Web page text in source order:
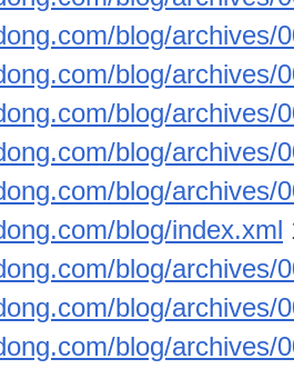
blog/archives/
blog/archives/
blog/archives/
blog/archives/
blog/archives/
blog/index.xml
blog/archives/
blog/archives/
blog/archives/